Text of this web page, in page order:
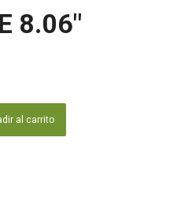
8.06″
al carrito